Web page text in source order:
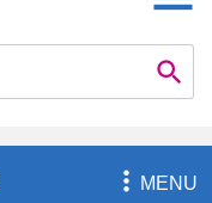

MENU